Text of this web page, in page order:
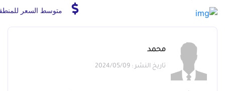
متوسط السعر
محمد
تاريخ النشر : 2024/05/09